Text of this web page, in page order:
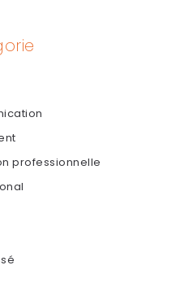
professionnelle